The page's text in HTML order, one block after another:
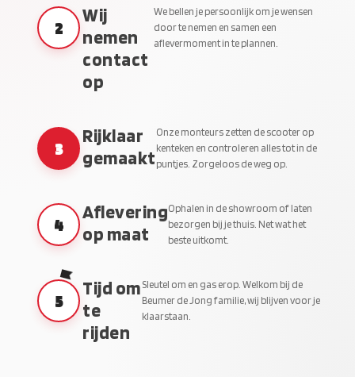
2
Wij
nemen
contact
op
We bellen je persoonlijk om je wensen
door te nemen en samen een
aflevermoment in te plannen.
3
Rijklaar
gemaakt
Onze monteurs zetten de scooter op
kenteken en controleren alles tot in de
puntjes. Zorgeloos de weg op.
4
Aflevering
op maat
Ophalen in de showroom of laten
bezorgen bij je thuis. Net wat het
beste uitkomt.
5
Tijd om
te
rijden
Sleutel om en gas erop. Welkom bij de
Beumer de Jong familie, wij blijven voor je
klaarstaan.